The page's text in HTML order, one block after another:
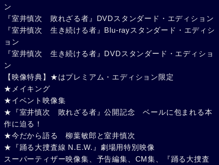
ン
『室井慎次 敗れざる者』DVDスタンダード・エディション
『室井慎次 生き続ける者』Blu-rayスタンダード・エディシ
ョン
『室井慎次 生き続ける者』DVDスタンダード・エディショ
ン
【映像特典】★はプレミアム・エディション限定
★メイキング
★イベント映像集
★『室井慎次 敗れざる者』公開記念 ベールに包まれる本
作に迫る！
★今だから語る 柳葉敏郎と室井慎次
★『踊る大捜査線 N.E.W.』劇場用特別映像
スーパーティザー映像集、予告編集、CM集、『踊る大捜査